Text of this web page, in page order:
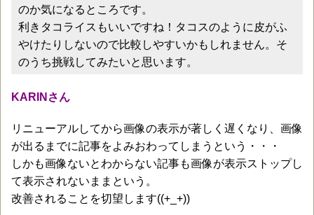
のか気になるところです。
利きタコライスもいいですね！タコスのように皮がふ
やけたりしないので比較しやすいかもしれません。そ
のうち挑戦してみたいと思います。
KARINさん
リニューアルしてから画像の表示が著しく遅くなり、画像
が出るまでに記事をよみおわってしまうという・・・
しかも画像ないとわからない記事も画像が表示ストップし
て表示されないままという。
改善されることを切望します((+_+))